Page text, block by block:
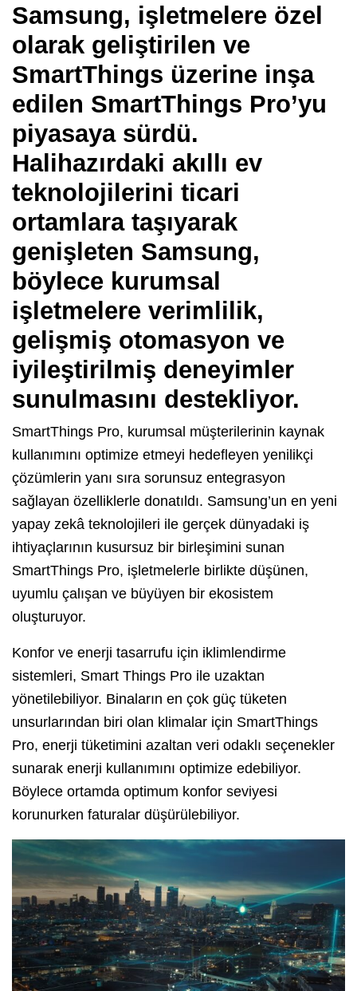
Samsung, işletmelere özel
olarak geliştirilen ve
SmartThings üzerine inşa
edilen SmartThings Pro’yu
piyasaya sürdü.
Halihazırdaki akıllı ev
teknolojilerini ticari
ortamlara taşıyarak
genişleten Samsung,
böylece kurumsal
işletmelere verimlilik,
gelişmiş otomasyon ve
iyileştirilmiş deneyimler
sunulmasını destekliyor.
SmartThings Pro, kurumsal müşterilerinin kaynak
kullanımını optimize etmeyi hedefleyen yenilikçi
çözümlerin yanı sıra sorunsuz entegrasyon
sağlayan özelliklerle donatıldı. Samsung’un en yeni
yapay zekâ teknolojileri ile gerçek dünyadaki iş
ihtiyaçlarının kusursuz bir birleşimini sunan
SmartThings Pro, işletmelerle birlikte düşünen,
uyumlu çalışan ve büyüyen bir ekosistem
oluşturuyor.
Konfor ve enerji tasarrufu için iklimlendirme
sistemleri, Smart Things Pro ile uzaktan
yönetilebiliyor. Binaların en çok güç tüketen
unsurlarından biri olan klimalar için SmartThings
Pro, enerji tüketimini azaltan veri odaklı seçenekler
sunarak enerji kullanımını optimize edebiliyor.
Böylece ortamda optimum konfor seviyesi
korunurken faturalar düşürülebiliyor.